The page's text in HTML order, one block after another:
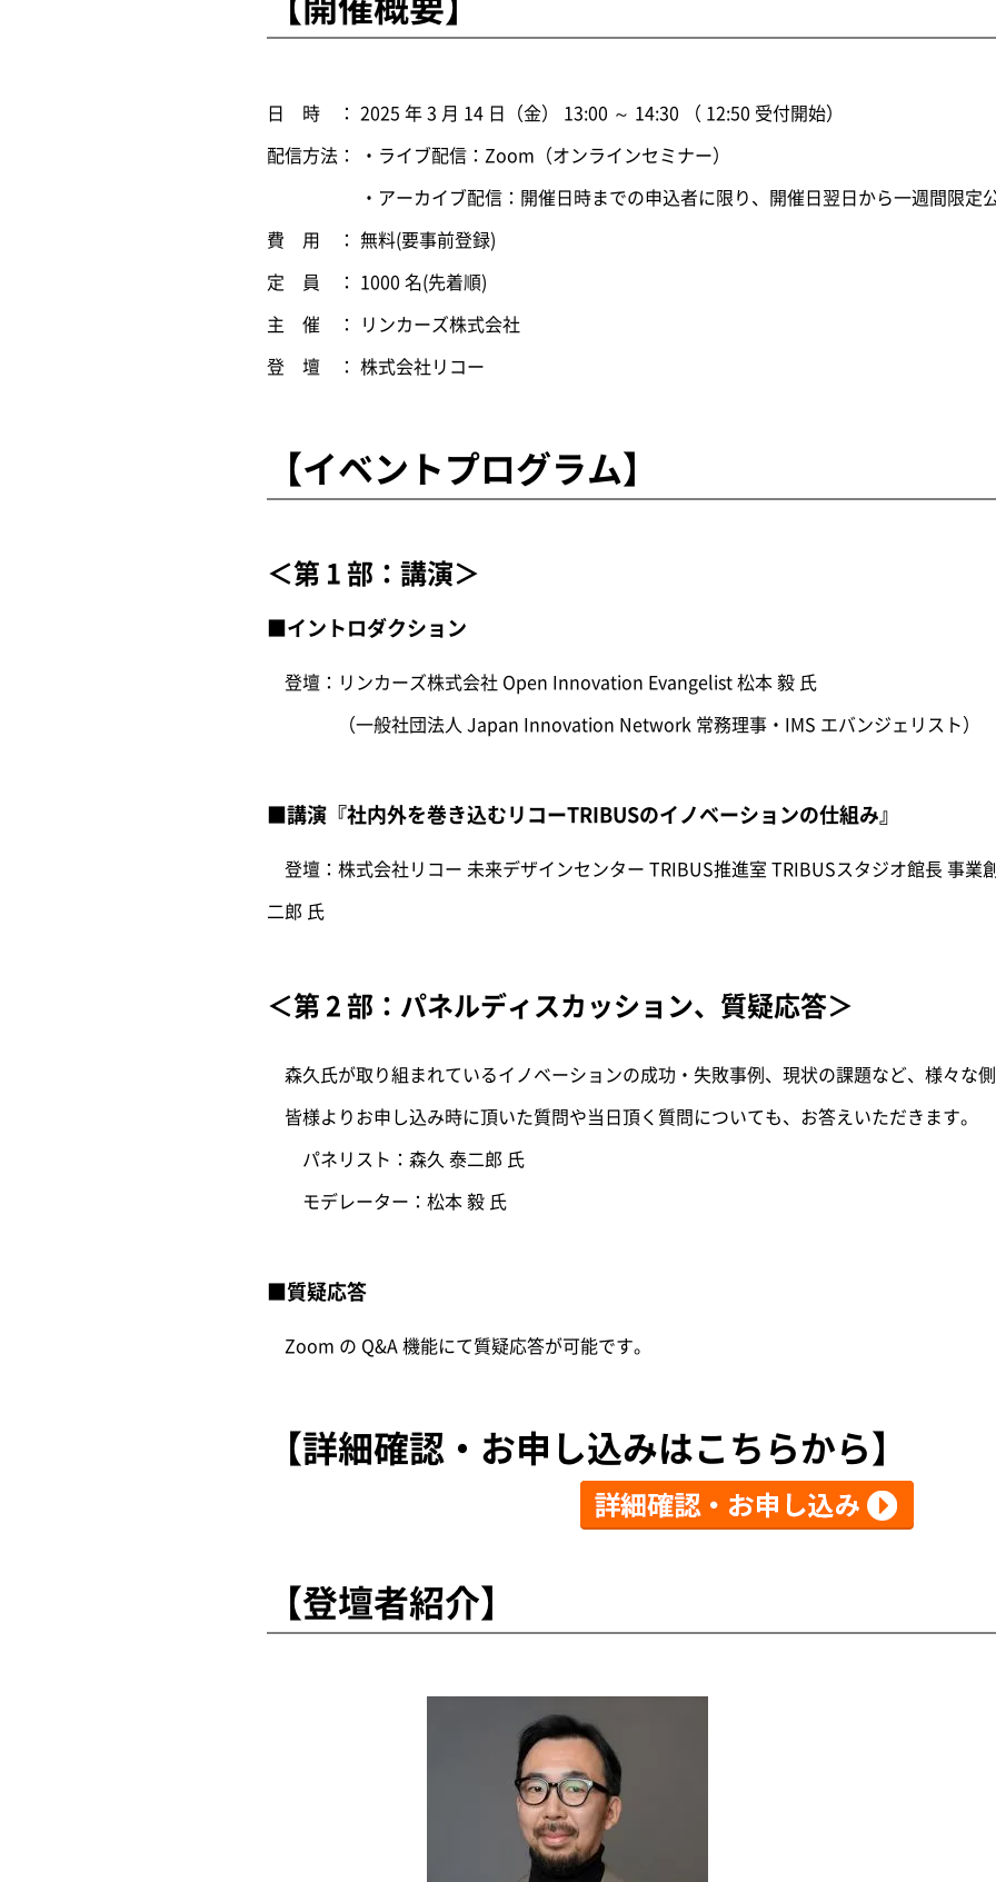
【開催概要】
日 時 ： 2025 年 3 月 14 日（金） 13:00 ～ 14:30 （ 12:50 受付開始）
配信方法： ・ライブ配信：Zoom（オンラインセミナー）
・アーカイブ配信：開催日時までの申込者に限り、開催日翌日から一週間限定
費 用 ： 無料(要事前登録)
定 員 ： 1000 名(先着順)
主 催 ： リンカーズ株式会社
登 壇 ： 株式会社リコー
【イベントプログラム】
＜第 1 部：講演＞
■イントロダクション
登壇：リンカーズ株式会社 Open Innovation Evangelist 松本 毅 氏
（一般社団法人 Japan Innovation Network 常務理事・IMS エバンジェリスト）
■講演『社内外を巻き込むリコーTRIBUSのイノベーションの仕組み』
登壇：株式会社リコー 未来デザインセンター TRIBUS推進室 TRIBUSスタジオ館長 事
二郎 氏
＜第 2 部：パネルディスカッション、質疑応答＞
森久氏が取り組まれているイノベーションの成功・失敗事例、現状の課題など、様々な
皆様よりお申し込み時に頂いた質問や当日頂く質問についても、お答えいただきます。
パネリスト：森久 泰二郎 氏
モデレーター：松本 毅 氏
■質疑応答
Zoom の Q&A 機能にて質疑応答が可能です。
【詳細確認・お申し込みはこちらから】
【登壇者紹介】